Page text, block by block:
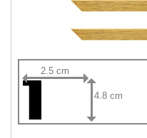
2.5 cm
4.8 cm